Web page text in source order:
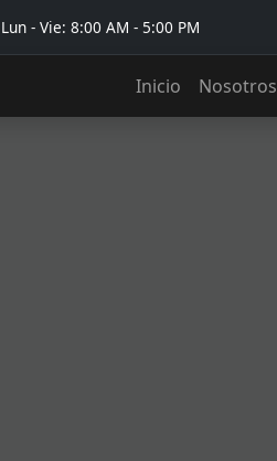
Lun - Vie: 8:00 AM - 5:00 PM
Inicio Nosotros